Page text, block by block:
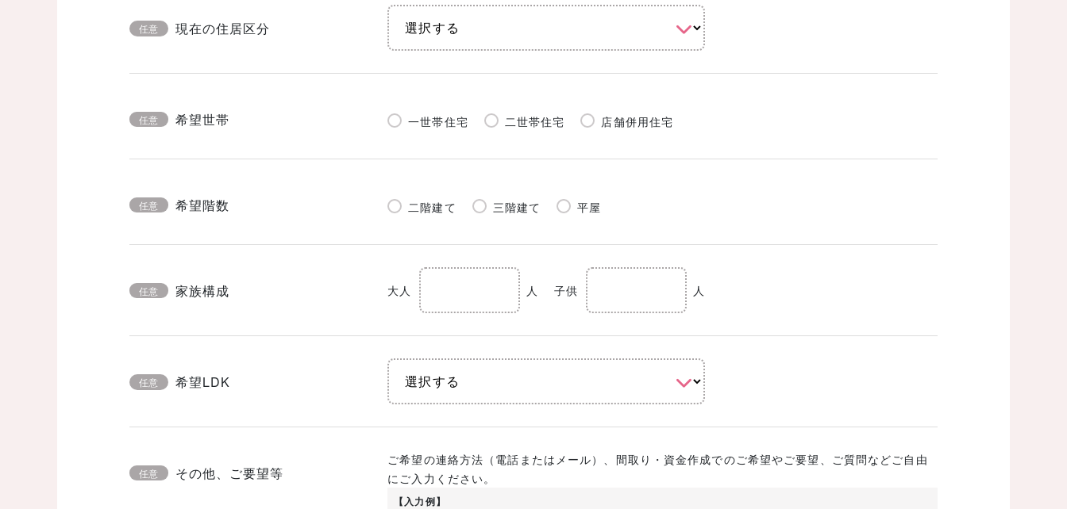
任意 現在の住居区分
任意 希望世帯 一世帯住宅 二世帯住宅 店舗併用住宅
任意 希望階数 二階建て 三階建て 平屋
任意 家族構成 大人 人 子供 人
任意 希望LDK
任意 その他、ご要望等
ご希望の連絡方法（電話またはメール）、間取り・資金作成でのご希望やご要望、ご質問などご自由
にご入力ください。
【入力例】